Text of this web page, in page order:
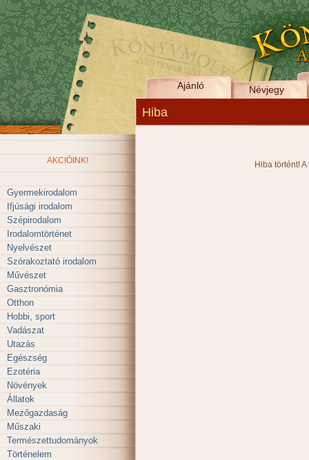
Ajánló Névjegy
Hiba
AKCIÓINK!
Gyermekirodalom
Ifjúsági irodalom
Szépirodalom
Irodalomtörténet
Nyelvészet
Szórakoztató irodalom
Művészet
Gasztronómia
Otthon
Hobbi, sport
Vadászat
Utazás
Egészség
Ezotéria
Növények
Állatok
Mezőgazdaság
Műszaki
Természettudományok
Történelem
Hiba történt!